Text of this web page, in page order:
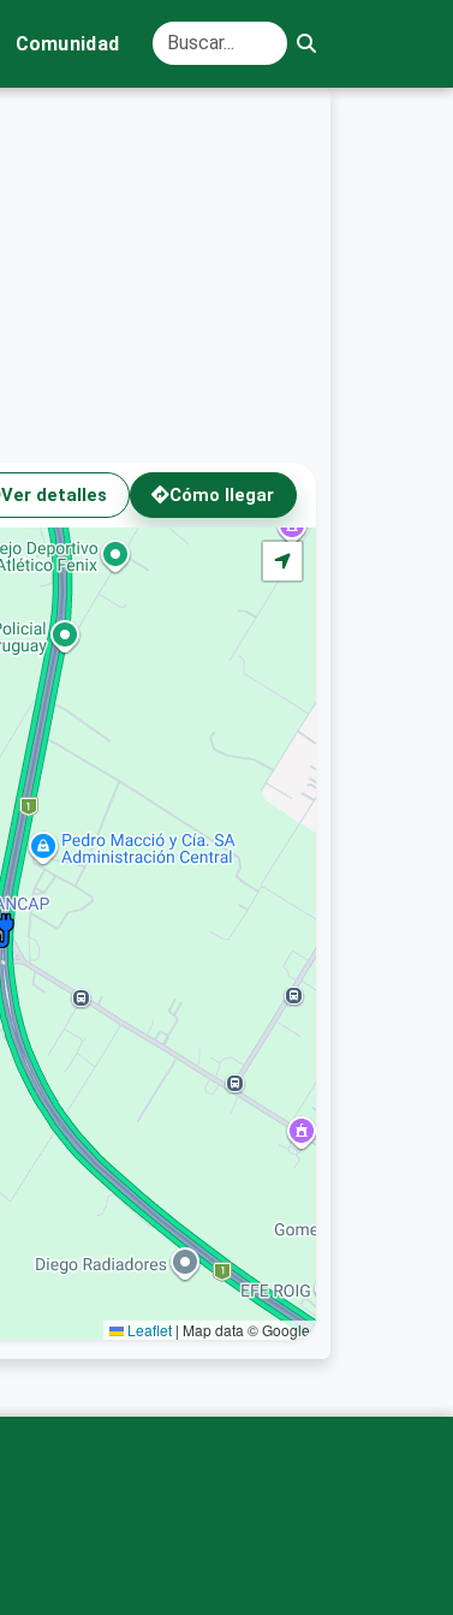
Comunidad
Ver detalles Cómo llegar
Leaflet | Map data © Google